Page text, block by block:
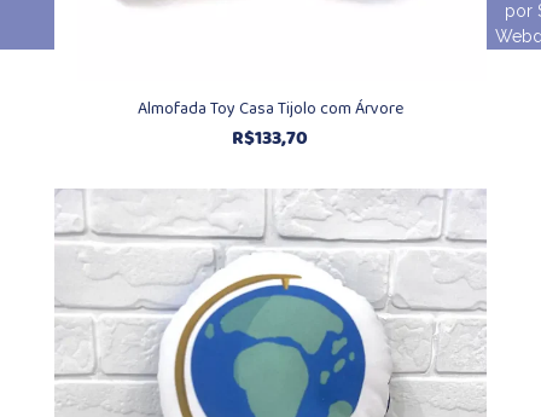
Almofada Toy Casa Tijolo com Árvore
R$133,70
por